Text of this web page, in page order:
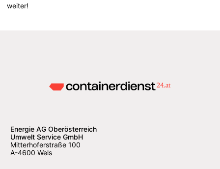
weiter!
Energie AG Oberösterreich
Umwelt Service GmbH
Mitterhoferstraße 100
A-4600 Wels